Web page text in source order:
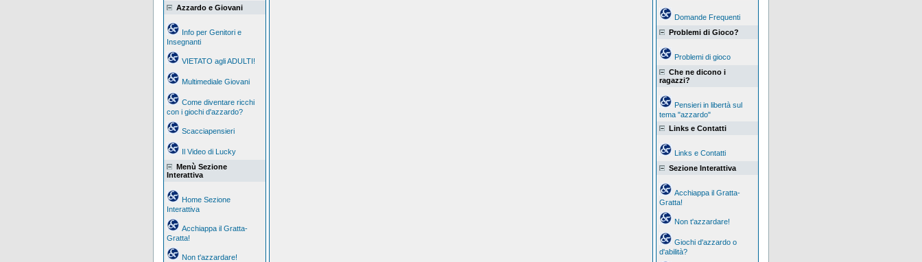
Azzardo e Giovani
Info per Genitori e
Insegnanti
VIETATO agli ADULTI!
Multimediale Giovani
Come diventare ricchi
con i giochi d'azzardo?
Scacciapensieri
Il Video di Lucky
Menù Sezione
Interattiva
Home Sezione
Interattiva
Acchiappa il Gratta-
Gratta!
Non t'azzardare!
Domande Frequenti
Problemi di Gioco?
Problemi di gioco
Che ne dicono i
ragazzi?
Pensieri in libertà sul
tema "azzardo"
Links e Contatti
Links e Contatti
Sezione Interattiva
Acchiappa il Gratta-
Gratta!
Non t'azzardare!
Giochi d'azzardo o
d'abilità?